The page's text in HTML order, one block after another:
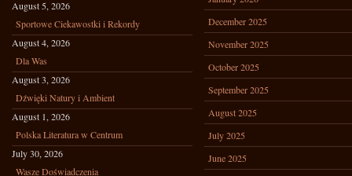
August 5, 2026
Sportowe Ciekawostki i Rekordy
August 4, 2026
Dla Was
August 3, 2026
Dźwięki Natury i Ambient
August 1, 2026
Polska Literatura w Centrum
July 30, 2026
Wasze Doświadczenia
December 2025
November 2025
October 2025
September 2025
August 2025
July 2025
June 2025